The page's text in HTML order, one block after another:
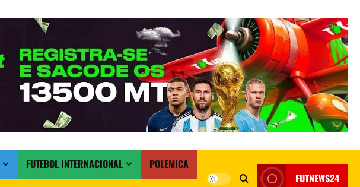
FUTEBOL INTERNACIONAL POLEMICA
FUTNEWS24